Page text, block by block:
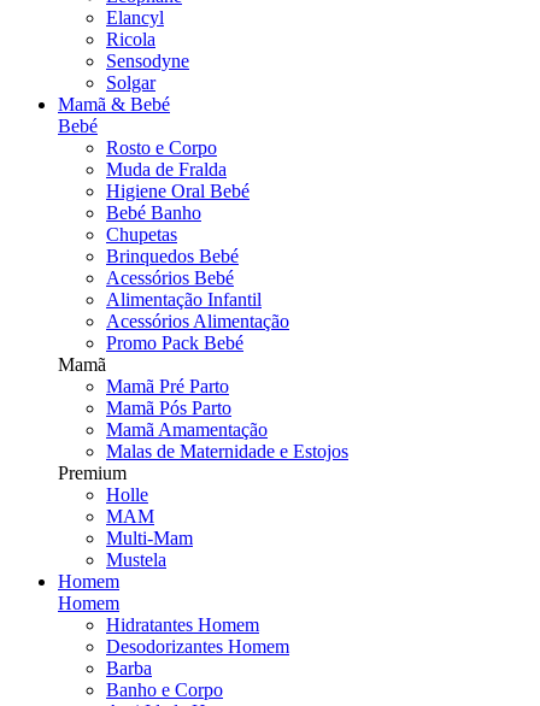
Elancyl
Ricola
Sensodyne
Solgar
Mamã & Bebé
Bebé
Rosto e Corpo
Muda de Fralda
Higiene Oral Bebé
Bebé Banho
Chupetas
Brinquedos Bebé
Acessórios Bebé
Alimentação Infantil
Acessórios Alimentação
Promo Pack Bebé
Mamã
Mamã Pré Parto
Mamã Pós Parto
Mamã Amamentação
Malas de Maternidade e Estojos
Premium
Holle
MAM
Multi-Mam
Mustela
Homem
Homem
Hidratantes Homem
Desodorizantes Homem
Barba
Banho e Corpo